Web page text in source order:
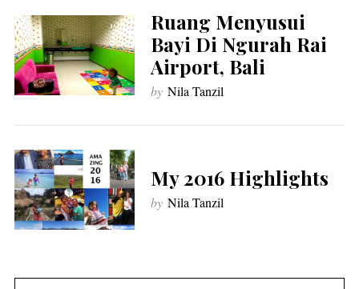
Ruang Menyusui
Bayi Di Ngurah Rai
Airport, Bali
by Nila Tanzil
My 2016 Highlights
by Nila Tanzil